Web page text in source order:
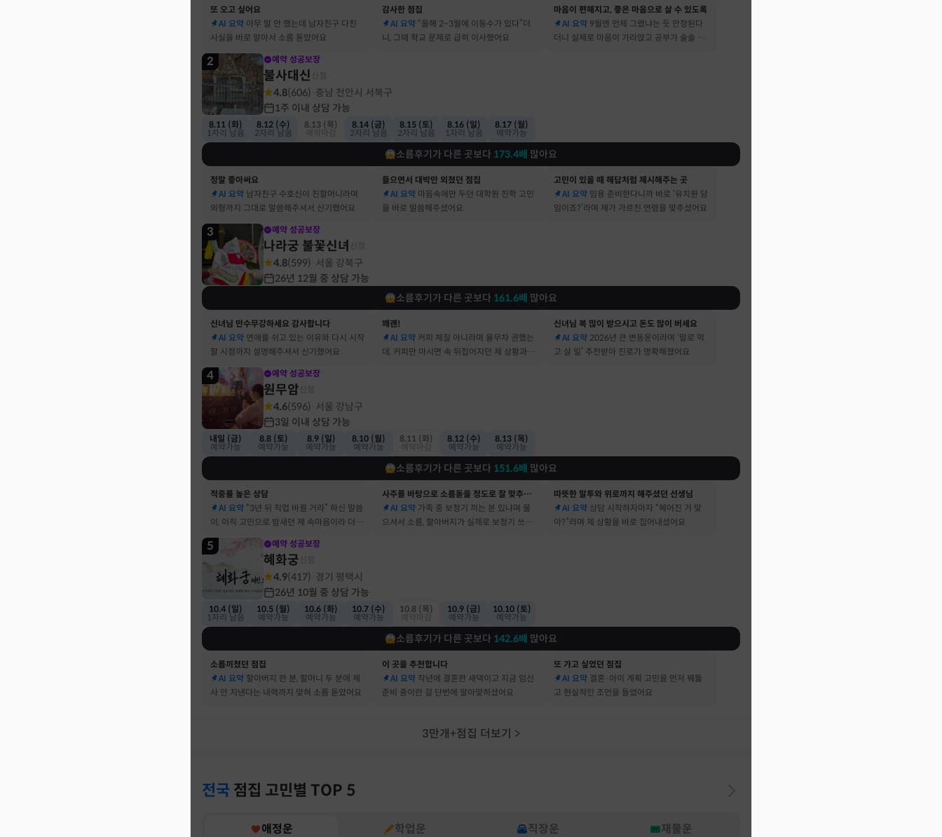
또 오고 싶어요
AI 요약 아무 말 안 했는데 남자친구 다친
사실을 바로 알아서 소름 돋았어요
감사한 점집
AI 요약 “올해 2~3월에 이동수가 있다”더
니, 그때 학교 문제로 급히 이사했어요
마음이 편해지고, 좋은 마음으로 살 수 있도록
AI 요약 9월엔 언제 그랬냐는 듯 안정된다
더니 실제로 마음이 가라앉고 공부가 술술 됐
2 예약 성공보장
불사대신
4.8(606) 충남 천안시 서북구
1주 이내 상담 가능
8.11 (화)
1자리 남음
8.12 (수)
2자리 남음
8.13 (목)
8.14 (금)
2자리 남음
8.15 (토)
2자리 남음
8.16 (일)
1자리 남음
8.17 (월)
예약가능
소름후기가 다른 곳보다 173.4배 많아요
정말 좋아써요
AI 요약 남자친구 수호신이 친할머니라며
외형까지 그대로 말씀해주셔서 신기했어요
들으면서 대박만 외쳤던 점집
AI 요약 마음속에만 두던 대학원 진학 고민
을 바로 말씀해주셨어요
고민이 있을 때 해답처럼 제시해주는 곳
AI 요약 임용 준비한다니까 바로 ‘유치원 담
임이죠?’라며 제가 가르친 연령을 맞추셨어요
3 예약 성공보장
나라궁 불꽃신녀
4.8(599) 서울 강북구
26년 12월 중 상담 가능
소름후기가 다른 곳보다 161.6배 많아요
신녀님 만수무강하세요 감사합니다
AI 요약 연애를 쉬고 있는 이유와 다시 시작
할 시점까지 설명해주셔서 신기했어요
꽤괜!
AI 요약 커피 체질 아니라며 율무차 권했는
데, 커피만 마시면 속 뒤집어지던 제 상황과 딱
신녀님 복 많이 받으시고 돈도 많이 버세요
AI 요약 2026년 큰 변동운이라며 ‘말로 먹
고 살 일’ 추천받아 진로가 명확해졌어요
4 예약 성공보장
원무암
4.6(596) 서울 강남구
3일 이내 상담 가능
내일 (금)
예약가능
8.8 (토)
예약가능
8.9 (일)
예약가능
8.10 (월)
예약가능
8.11 (화)
8.12 (수)
예약가능
8.13 (목)
예약가능
소름후기가 다른 곳보다 151.6배 많아요
적중률 높은 상담
AI 요약 “3년 뒤 직업 바뀔 거라” 하신 말씀
이, 이직 고민으로 밤새던 제 속마음이라 더 신
기했어요
사주를 바탕으로 소름돋을 정도로 잘 맞추는 곳
AI 요약 가족 중 보청기 끼는 분 있냐며 물
으셔서 소름, 할아버지가 실제로 보청기 쓰세
따뜻한 말투와 위로까지 해주셨던 선생님
AI 요약 상담 시작하자마자 “헤어진 거 맞
아?”라며 제 상황을 바로 집어내셨어요
5 예약 성공보장
혜화궁
4.9(417) 경기 평택시
26년 10월 중 상담 가능
10.4 (일)
1자리 남음
10.5 (월)
예약가능
10.6 (화)
예약가능
10.7 (수)
예약가능
10.8 (목)
10.9 (금)
예약가능
10.10 (토)
예약가능
소름후기가 다른 곳보다 142.6배 많아요
소름끼쳤던 점집
AI 요약 할아버지 한 분, 할머니 두 분에 제
사 안 지낸다는 내력까지 맞혀 소름 돋았어요
이 곳을 추천합니다
AI 요약 작년에 결혼한 새댁이고 지금 임신
준비 중이란 걸 단번에 알아맞히셨어요
또 가고 싶었던 점집
AI 요약 결혼·아이 계획 고민을 먼저 꿰뚫
고 현실적인 조언을 들었어요
3만개+점집 더보기 >
전국 점집 고민별 TOP 5
애정운 학업운 직장운 재물운